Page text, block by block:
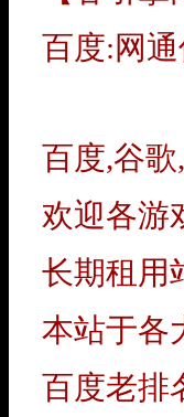
百度:网
百度,谷歌
欢迎各游
长期租用
本站于各
百度老排